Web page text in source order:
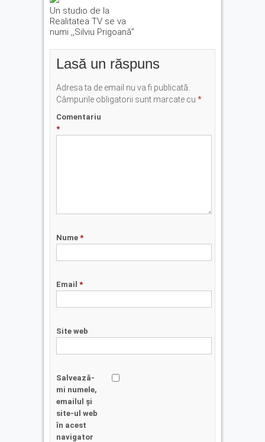
Un studio de la
Realitatea TV se va
numi ,,Silviu Prigoană”
Lasă un răspuns
Adresa ta de email nu va fi publicată.
Câmpurile obligatorii sunt marcate cu *
Comentariu
*
Nume *
Email *
Site web
Salvează-
mi numele,
emailul și
site-ul web
în acest
navigator